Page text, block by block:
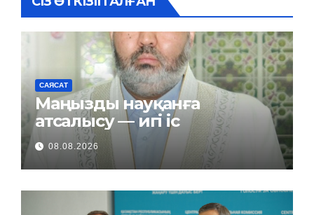
САЯСАТ
Маңызды науқанға
атсалысу — игі іс
08.08.2026